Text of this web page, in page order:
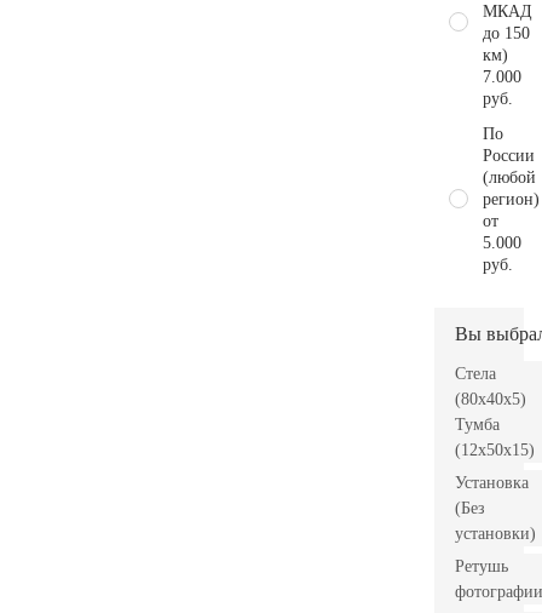
МКАД
до 150
км)
7.000
руб.
По
России
(любой
регион)
от
5.000
руб.
Вы
Стела
(80x40x5)
Тумба
(12x50x15)
Установка
(Без
установки)
Ретушь
фотографии